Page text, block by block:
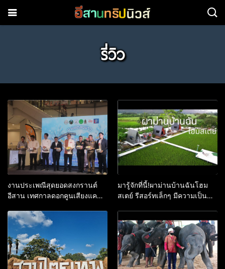
รี่วิว
งานประเพณีสุดยอดสงกรานต์
อีสาน เทศกาลดอกคูนเสียงแคน
2569 ภายใต้แนวคิด สาดสุข
สนุกสนาน คลื่นมนุษย์ ถนนข้าว
เหนียว ขอนแก่น
มารู้จักที่นี้!ผาม่านบ้านฉันโฮม
สเตย์ รีสอร์ทเล็กๆ มีความเป็น